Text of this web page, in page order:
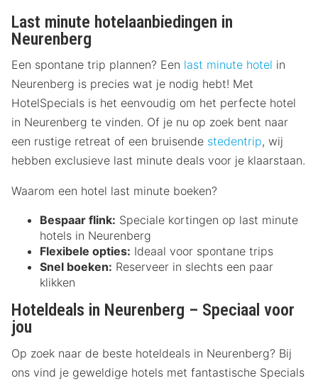
Last minute hotelaanbiedingen in
Neurenberg
Een spontane trip plannen? Een last minute hotel in
Neurenberg is precies wat je nodig hebt! Met
HotelSpecials is het eenvoudig om het perfecte hotel
in Neurenberg te vinden. Of je nu op zoek bent naar
een rustige retreat of een bruisende stedentrip, wij
hebben exclusieve last minute deals voor je klaarstaan.
Waarom een hotel last minute boeken?
Bespaar flink: Speciale kortingen op last minute
hotels in Neurenberg
Flexibele opties: Ideaal voor spontane trips
Snel boeken: Reserveer in slechts een paar
klikken
Hoteldeals in Neurenberg – Speciaal voor
jou
Op zoek naar de beste hoteldeals in Neurenberg? Bij
ons vind je geweldige hotels met fantastische Specials